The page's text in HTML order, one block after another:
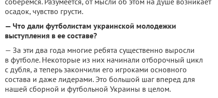
осадок, чувство грусти.
— Что дали футболистам украинской молодежки
выступления в ее составе?
— За эти два года многие ребята существенно выросли
в футболе. Некоторые из них начинали отборочный цикл
с дубля, а теперь закончили его игроками основного
состава и даже лидерами. Это большой шаг вперед для
нашей сборной и футбольной Украины в целом.